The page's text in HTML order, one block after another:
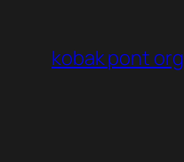
tartalomhoz
kobak pont org